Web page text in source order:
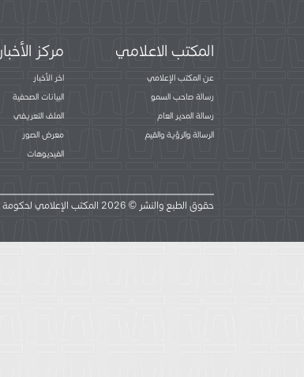
المكتب الاعلامي
عن المكتب الإعلامي
رسالة صاحب السمو
رسالة المدير العام
الرسالة والرؤية والقيم
مركز الأخبار
اخر الأخبار
البيانات الصحفية
الملف التعريفي
معرض الصور
الفيديوهات
حقوق الطبع والنشر © 2026 المكتب الإعلامي لحكومة رأس الخيمة. كل الحقوق محفوظة.